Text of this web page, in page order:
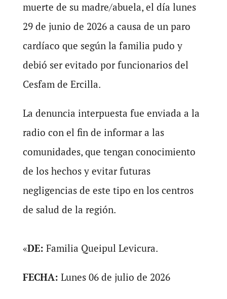
muerte de su madre/abuela, el día lunes
29 de junio de 2026 a causa de un paro
cardíaco que según la familia pudo y
debió ser evitado por funcionarios del
Cesfam de Ercilla.
La denuncia interpuesta fue enviada a la
radio con el fin de informar a las
comunidades, que tengan conocimiento
de los hechos y evitar futuras
negligencias de este tipo en los centros
de salud de la región.
«DE: Familia Queipul Levicura.
FECHA: Lunes 06 de julio de 2026